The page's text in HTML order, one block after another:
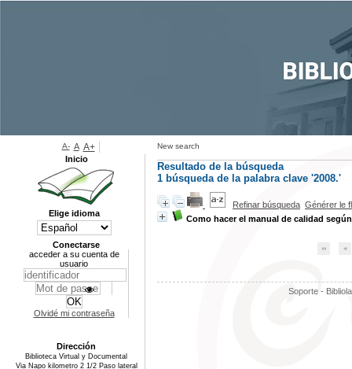
New search
Resultado de la búsqueda
1 búsqueda de la palabra clave '2008.'
Refinar búsqueda Générer le
Como hacer el manual de calidad
Soporte -
A- A A+
Inicio
Elige idioma
Conectarse
acceder a su cuenta de
usuario
Olvidé mi contraseña
Dirección
Biblioteca Virtual y Documental
Via Napo kilometro 2 1/2 Paso lateral